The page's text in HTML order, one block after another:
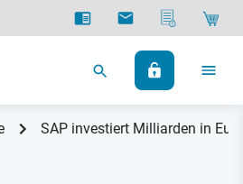
SAP investiert Milliarden in